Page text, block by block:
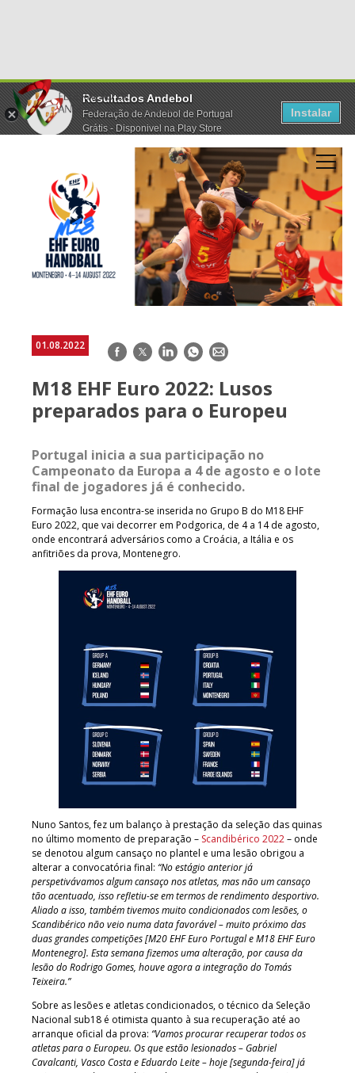
Resultados Andebol
Federação de Andebol de Portugal
Grátis - Disponivel na Play Store
Instalar
01.08.2022 Facebook
TwitterLinkedInWhatsApp
E-
M18 EHF Euro 2022: Lusos
preparados para o Europeu
Portugal inicia a sua participação no
Campeonato da Europa a 4 de agosto e o lote
final de jogadores já é conhecido.
Formação lusa encontra-se inserida no Grupo B do M18 EHF
Euro 2022, que vai decorrer em Podgorica, de 4 a 14 de agosto,
onde encontrará adversários como a Croácia, a Itália e os
anfitriões da prova, Montenegro.
Nuno Santos, fez um balanço à prestação da seleção das quinas
no último momento de preparação – Scandibérico 2022– onde
se denotou algum cansaço no plantel e uma lesão obrigou a
alterar a convocatória final: “No estágio anterior já
perspetivávamos algum cansaço nos atletas, mas não um cansaço
tão acentuado, isso refletiu-se em termos de rendimento desportivo.
Aliado a isso, também tivemos muito condicionados com lesões, o
Scandibérico não veio numa data favorável – muito próximo das
duas grandes competições [M20 EHF Euro Portugal e M18 EHF Euro
Montenegro]. Esta semana fizemos uma alteração, por causa da
lesão do Rodrigo Gomes, houve agora a integração do Tomás
Teixeira.”
Sobre as lesões e atletas condicionados, o técnico da Seleção
Nacional sub18 é otimista quanto à sua recuperação até ao
arranque oficial da prova: “Vamos procurar recuperar todos os
atletas para o Europeu. Os que estão lesionados – Gabriel
Cavalcanti, Vasco Costa e Eduardo Leite – hoje [segunda-feira] já